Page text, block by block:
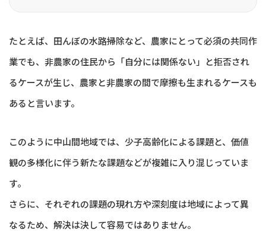
たとえば、田んぼの水路掃除など、農家にとって必須の共同作
業でも、非農家の住民から「自分には関係ない」と拒否され
るケースが生じ、農家と非農家の間で摩擦も生まれるケースも
あると言います。
このように中山間地域では、少子高齢化による課題と、価値
観の多様化に伴う新たな課題などが複雑に入り混じっていま
す。
さらに、それぞれの課題の現れ方や深刻度は地域によって異
なるため、解決は決して容易ではありません。